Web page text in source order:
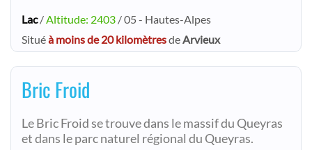
Lac/ Altitude: 2403 / 05 - Hautes-Alpes
Situéà moins de 20 kilomètresde Arvieux
Bric Froid
Le Bric Froid se trouve dans le massif du Queyras
et dans le parc naturel régional du Queyras.